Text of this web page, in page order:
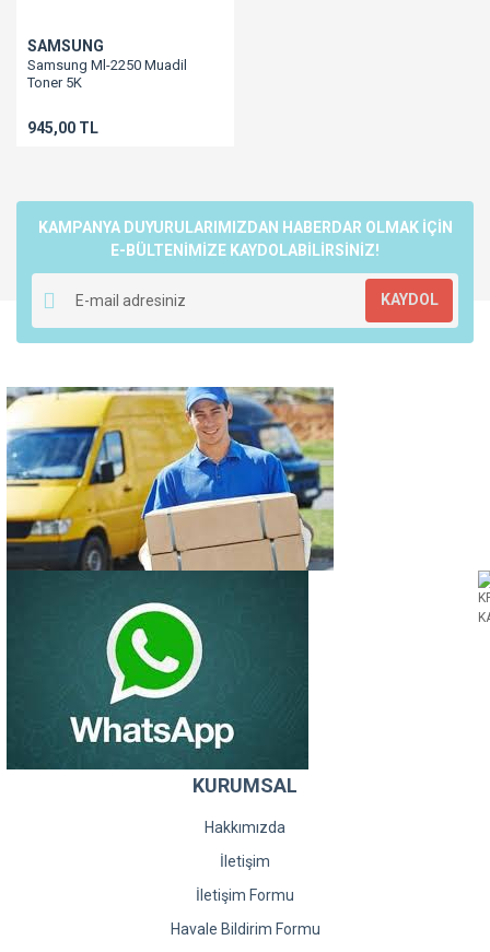
SAMSUNG
Samsung Ml-2250 Muadil
Toner 5K
945,00 TL
KAMPANYA DUYURULARIMIZDAN HABERDAR OLMAK İÇİN
E-BÜLTENİMİZE KAYDOLABİLİRSİNİZ!
KAYDOL
KURUMSAL
Hakkımızda
İletişim
İletişim Formu
Havale Bildirim Formu